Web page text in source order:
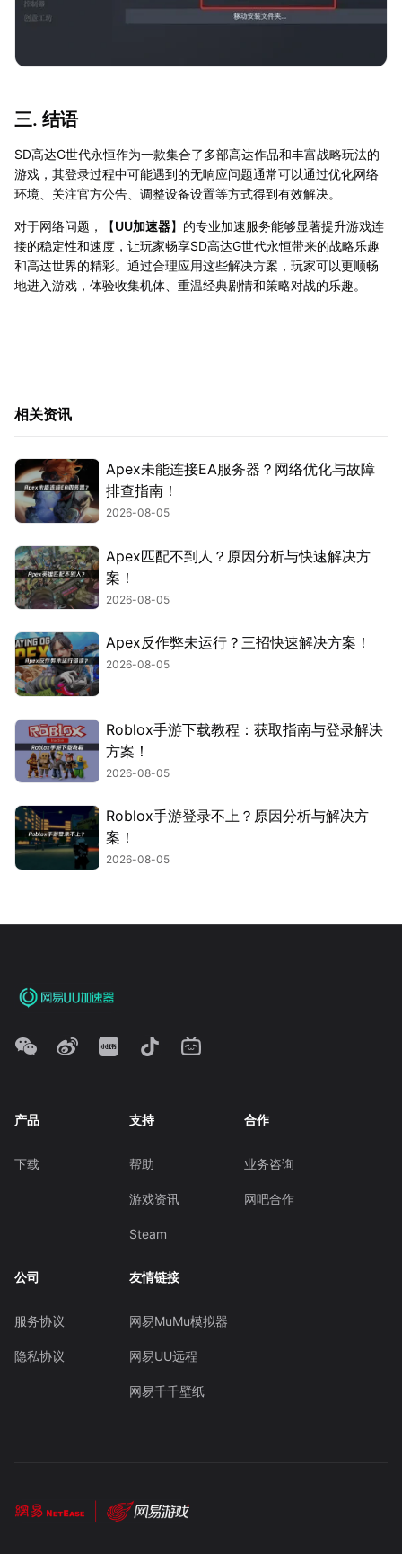
三. 结语
SD高达G世代永恒作为一款集合了多部高达作品和丰富战略玩法的
游戏，其登录过程中可能遇到的无响应问题通常可以通过优化网络
环境、关注官方公告、调整设备设置等方式得到有效解决。
对于网络问题，【UU加速器】的专业加速服务能够显著提升游戏连
接的稳定性和速度，让玩家畅享SD高达G世代永恒带来的战略乐趣
和高达世界的精彩。通过合理应用这些解决方案，玩家可以更顺畅
地进入游戏，体验收集机体、重温经典剧情和策略对战的乐趣。
相关资讯
Apex未能连接EA服务器？网络优化与故障
排查指南！
2026-08-05
Apex匹配不到人？原因分析与快速解决方
案！
2026-08-05
Apex反作弊未运行？三招快速解决方案！
2026-08-05
Roblox手游下载教程：获取指南与登录解决
方案！
2026-08-05
Roblox手游登录不上？原因分析与解决方
案！
2026-08-05
产品
下载
支持
帮助
游戏资讯
Steam
合作
业务咨询
网吧合作
公司
服务协议
隐私协议
友情链接
网易MuMu模拟器
网易UU远程
网易千千壁纸